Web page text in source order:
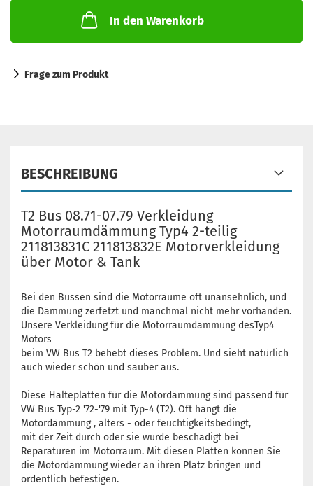
In den Warenkorb
Frage zum Produkt
BESCHREIBUNG
T2 Bus 08.71-07.79 Verkleidung
Motorraumdämmung Typ4 2-teilig
211813831C 211813832E Motorverkleidung
über Motor & Tank
Bei den Bussen sind die Motorräume oft unansehnlich, und
die Dämmung zerfetzt und manchmal nicht mehr vorhanden.
Unsere Verkleidung für die Motorraumdämmung desTyp4
Motors
beim VW Bus T2 behebt dieses Problem. Und sieht natürlich
auch wieder schön und sauber aus.
Diese Halteplatten für die Motordämmung sind passend für
VW Bus Typ-2 '72-'79 mit Typ-4 (T2). Oft hängt die
Motordämmung , alters - oder feuchtigkeitsbedingt,
mit der Zeit durch oder sie wurde beschädigt bei
Reparaturen im Motorraum. Mit diesen Platten können Sie
die Motordämmung wieder an ihren Platz bringen und
ordentlich befestigen.